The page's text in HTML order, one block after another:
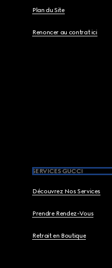
Plan du Site
Renoncer au contrat ici
SERVICES GUCCI
Découvrez Nos Services
Prendre Rendez-Vous
Retrait en Boutique